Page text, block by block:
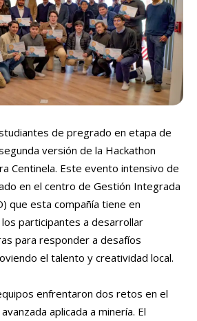
de pregrado en etapa de
versión de la Hackathon
Centinela. Este evento intensivo de
en el centro de Gestión Integrada
que esta compañía tiene en
participantes a desarrollar
para responder a desafíos
el talento y creatividad local.
enfrentaron dos retos en el
aplicada a minería. El